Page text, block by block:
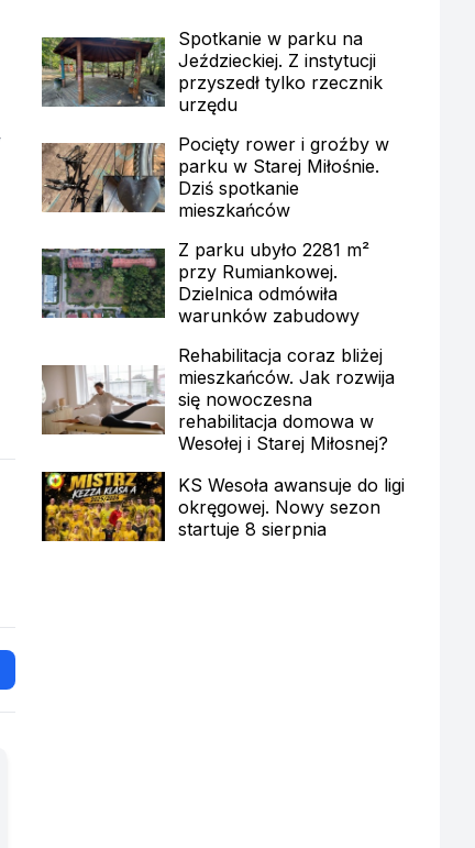
Spotkanie w parku na
Jeździeckiej. Z instytucji
przyszedł tylko rzecznik
urzędu
Pocięty rower i groźby w
parku w Starej Miłośnie.
Dziś spotkanie
mieszkańców
Z parku ubyło 2281 m²
przy Rumiankowej.
Dzielnica odmówiła
warunków zabudowy
Rehabilitacja coraz bliżej
mieszkańców. Jak rozwija
się nowoczesna
rehabilitacja domowa w
Wesołej i Starej Miłosnej?
KS Wesoła awansuje do ligi
okręgowej. Nowy sezon
startuje 8 sierpnia